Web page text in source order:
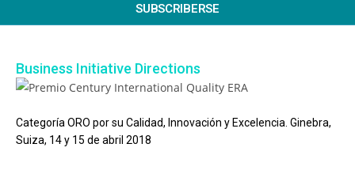
SUBSCRIBERSE
Business Initiative Directions
Categoría ORO por su Calidad, Innovación y Excelencia. Ginebra,
Suiza, 14 y 15 de abril 2018